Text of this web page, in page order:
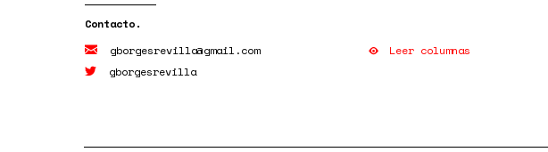
gborgesrevilla@gmail.com
gborgesrevilla
Leer columnas